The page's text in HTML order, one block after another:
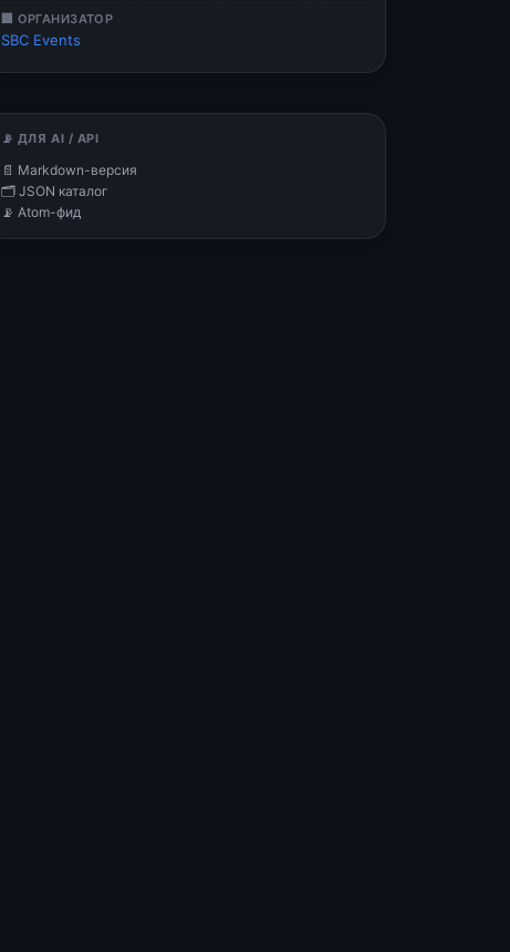
🏢 ОРГАНИЗАТОР
SBC Events
📡 ДЛЯ AI / API
📄 Markdown-версия
🗂 JSON каталог
📡 Atom-фид